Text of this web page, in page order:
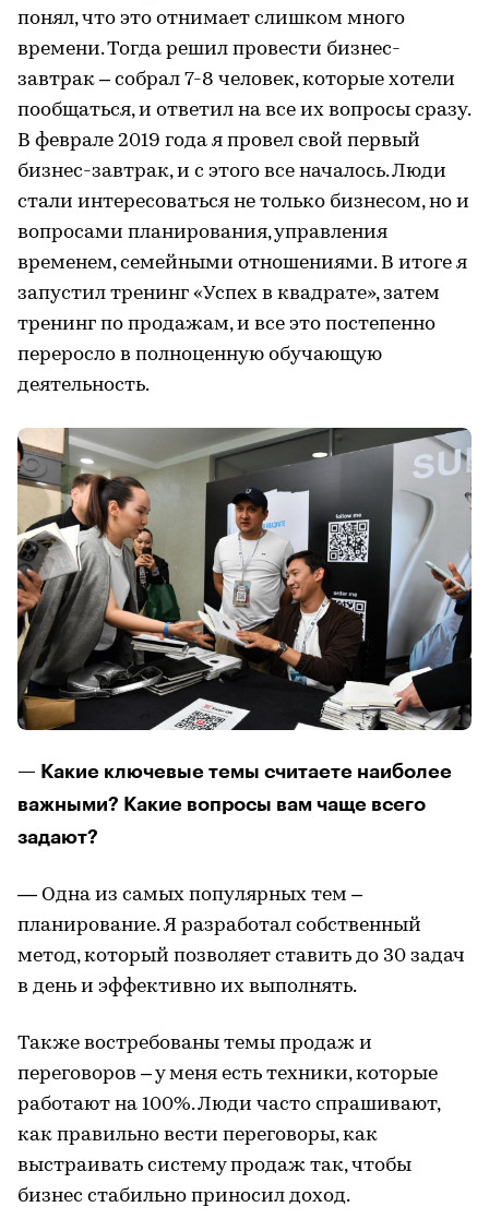
понял, что это отнимает слишком много
времени. Тогда решил провести бизнес-
завтрак – собрал 7-8 человек, которые хотели
пообщаться, и ответил на все их вопросы сразу.
В феврале 2019 года я провел свой первый
бизнес-завтрак, и с этого все началось. Люди
стали интересоваться не только бизнесом, но и
вопросами планирования, управления
временем, семейными отношениями. В итоге я
запустил тренинг «Успех в квадрате», затем
тренинг по продажам, и все это постепенно
переросло в полноценную обучающую
деятельность.
— Какие ключевые темы считаете наиболее
важными? Какие вопросы вам чаще всего
задают?
— Одна из самых популярных тем –
планирование. Я разработал собственный
метод, который позволяет ставить до 30 задач
в день и эффективно их выполнять.
Также востребованы темы продаж и
переговоров – у меня есть техники, которые
работают на 100%. Люди часто спрашивают,
как правильно вести переговоры, как
выстраивать систему продаж так, чтобы
бизнес стабильно приносил доход.